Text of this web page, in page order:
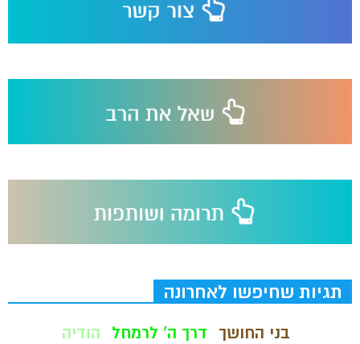
תגיות שחיפשו לאחרונה
בני החושך דרך ה' לרמחל
הודיה